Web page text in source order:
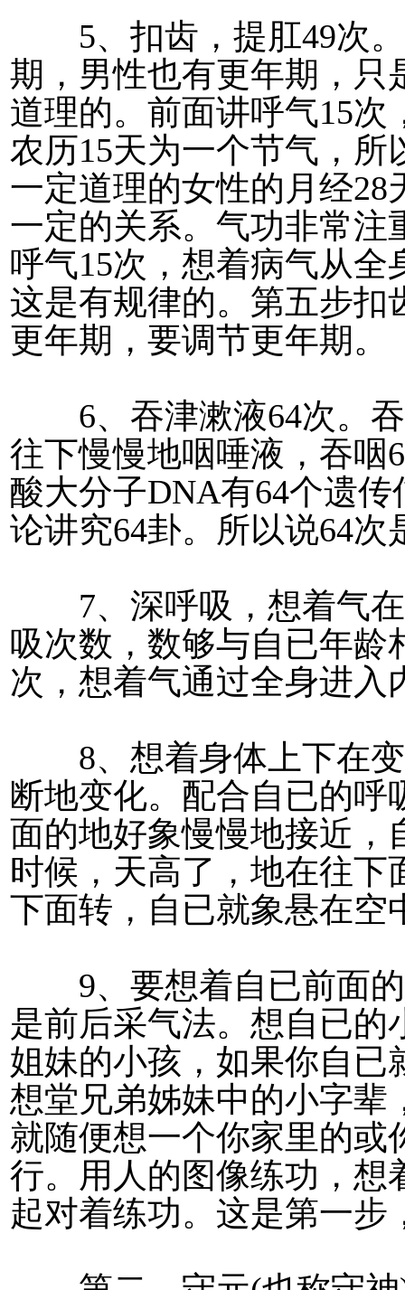
5、扣齿，提肛49次。
期，男性也有更年期，只
道理的。前面讲呼气15
农历15天为一个节气，所
一定道理的女性的月经
一定的关系。气功非常注
呼气15次，想着病气从全
这是有规律的。第五步扣
更年期，要调节更年期。
6、吞津漱液64次。吞
往下慢慢地咽唾液，吞咽
酸大分子DNA有64个遗
论讲究64卦。所以说64次
7、深呼吸，想着气在
吸次数，数够与自已年龄
次，想着气通过全身进入
8、想着身体上下在变
断地变化。配合自已的呼
面的地好象慢慢地接近，
时候，天高了，地在往下
下面转，自已就象悬在空
9、要想着自已前面的
是前后采气法。想自已的
姐妹的小孩，如果你自已
想堂兄弟姊妹中的小字辈
就随便想一个你家里的或
行。用人的图像练功，想
起对着练功。这是第一步